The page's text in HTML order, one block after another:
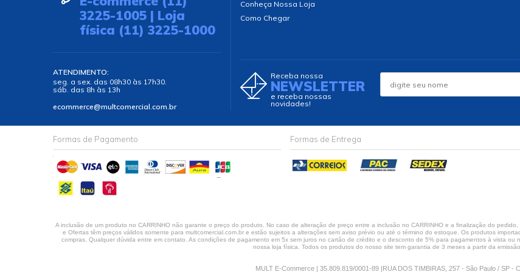
3225-1005 | Loja
física (11) 3225-1000
ATENDIMENTO:
seg. a sex. das 08h30 às 17h30.
sáb. das 8h às 13h
ecommerce@multcomercial.com.br
Conheça Nossa Loja
Como Chegar
Receba nossa
NEWSLETTER
e receba nossas
novidades!
Formas de Pagamento Formas de Entrega
A inclusão de um produto no CARRINHO não garante o preço do produto. No caso de alteração de preço entre a inclusão no CARRINHO e a finalização do
e Ofertas têm preços válidos somente para multcomercial.com.br e estão sujeitos a alterações sem aviso prévio ou até o término do estoque. Os produtos
compras. Qualquer dúvida entre em contato. As condições de pagamento em 5x sem juros no cartão de crédito e o desconto de 5% para pagamentos à vista
nossa loja física. Todos os produtos do nosso site tem garantia de 3 meses a partir da
MULT E-Commerce | 35.809.819/0001-89 |RUA DOS TIMBIRAS, 257 - São Paulo / SP -